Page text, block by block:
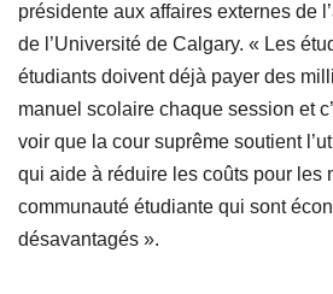
présidente aux affaires externes de
de l’Université de Calgary. « Les
étudiants doivent déjà payer des
manuel scolaire chaque session et
voir que la cour suprême soutient
qui aide à réduire les coûts pour les
communauté étudiante qui sont
désavantagés ».